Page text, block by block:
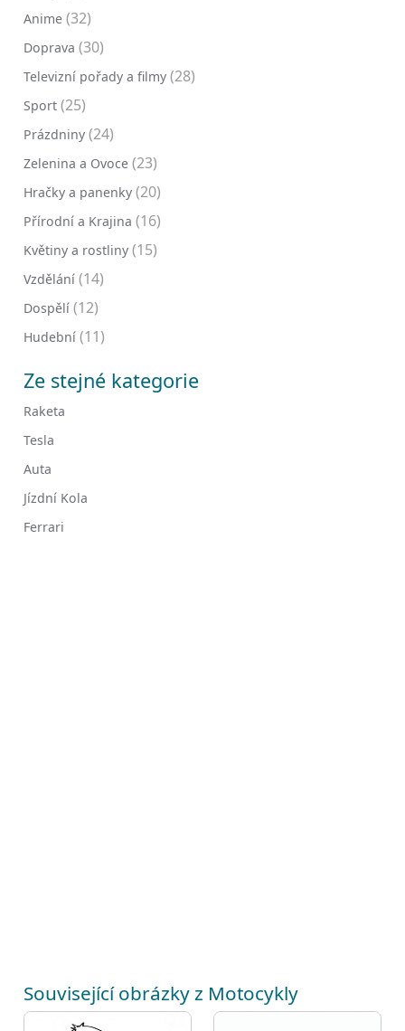
Anime (32)
Doprava (30)
Televizní pořady a filmy (28)
Sport (25)
Prázdniny (24)
Zelenina a Ovoce (23)
Hračky a panenky (20)
Přírodní a Krajina (16)
Květiny a rostliny (15)
Vzdělání (14)
Dospělí (12)
Hudební (11)
Ze stejné kategorie
Raketa
Tesla
Auta
Jízdní Kola
Ferrari
Související obrázky z Motocykly